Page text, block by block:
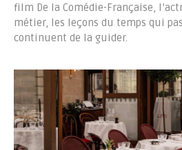
film De la Comédie-Française,
métier, les leçons du temps qui
continuent de la guider.